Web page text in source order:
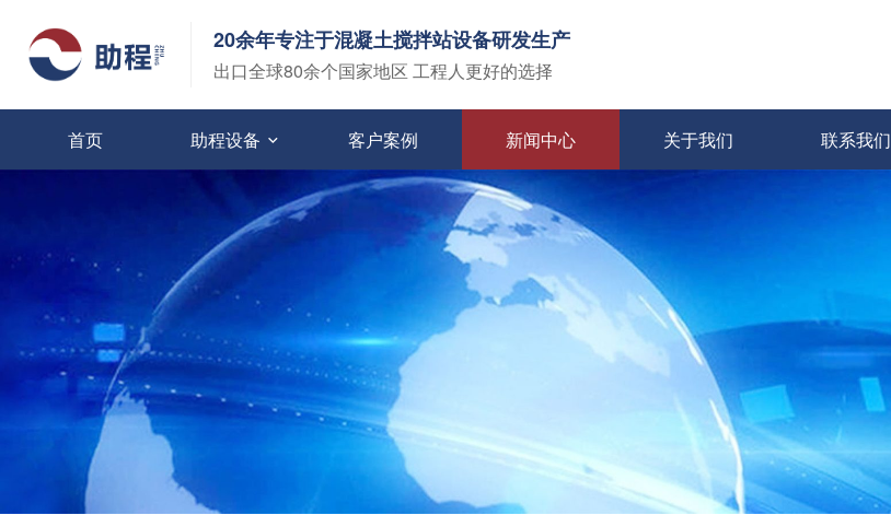
20余年专注于混凝土搅拌站设备研发生产
出口全球80余个国家地区 工程人更好的选择
首页 助程设备 客户案例 新闻中心 关于我们 联系我们